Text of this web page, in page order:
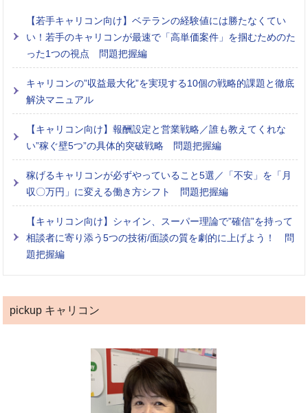
【若手キャリコン向け】ベテランの経験値には勝たなくてい
い！若手のキャリコンが最速で「高単価案件」を掴むためのた
った1つの視点 問題把握編
キャリコンの”収益最大化”を実現する10個の戦略的課題と徹底
解決マニュアル
【キャリコン向け】報酬設定と営業戦略／誰も教えてくれな
い”稼ぐ壁5つ”の具体的突破戦略 問題把握編
稼げるキャリコンが必ずやっていること5選／「不安」を「月
収〇万円」に変える働き方シフト 問題把握編
【キャリコン向け】シャイン、スーパー理論で”確信”を持って
相談者に寄り添う5つの技術/面談の質を劇的に上げよう！ 問
題把握編
pickup キャリコン